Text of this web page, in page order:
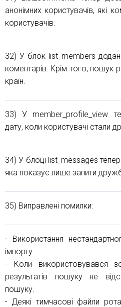
анонімних користувачів, які
користувачів.
32) У блок list_members
коментарів. Крім того, пошук
країн.
33) У member_profile_view
дату, коли користувачі стали
34) У блоці list_messages
яка показує лише запити
35) Виправлені помилки:
- Використання
імпорту.
- Коли використовувався
результатів пошуку не
пошуку.
- Деякі тимчасові файли